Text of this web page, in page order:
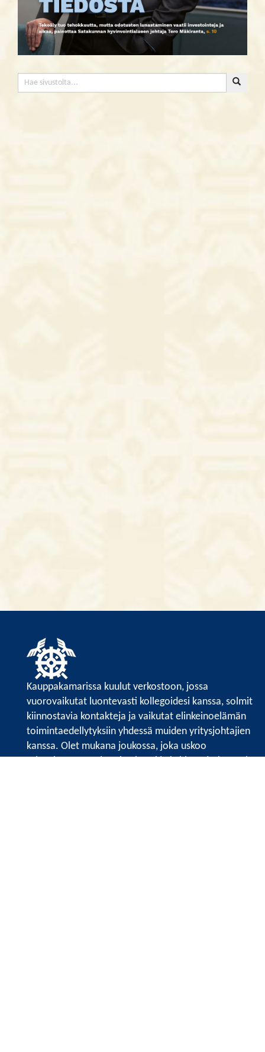
Kauppakamarissa kuulut verkostoon, jossa
vuorovaikutat luontevasti kollegoidesi kanssa, solmit
kiinnostavia kontakteja ja vaikutat elinkeinoelämän
toimintaedellytyksiin yhdessä muiden yritysjohtajien
kanssa. Olet mukana joukossa, joka uskoo